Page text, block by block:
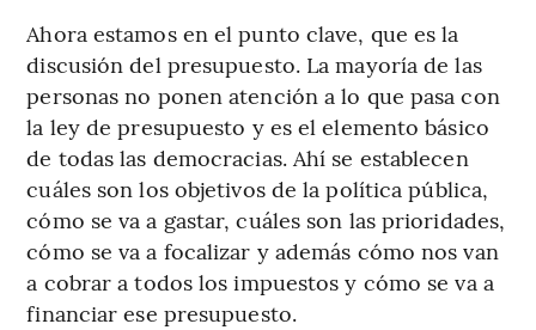
Ahora estamos en el punto clave, que es la
discusión del presupuesto. La mayoría de las
personas no ponen atención a lo que pasa con
la ley de presupuesto y es el elemento básico
de todas las democracias. Ahí se establecen
cuáles son los objetivos de la política pública,
cómo se va a gastar, cuáles son las prioridades,
cómo se va a focalizar y además cómo nos van
a cobrar a todos los impuestos y cómo se va a
financiar ese presupuesto.